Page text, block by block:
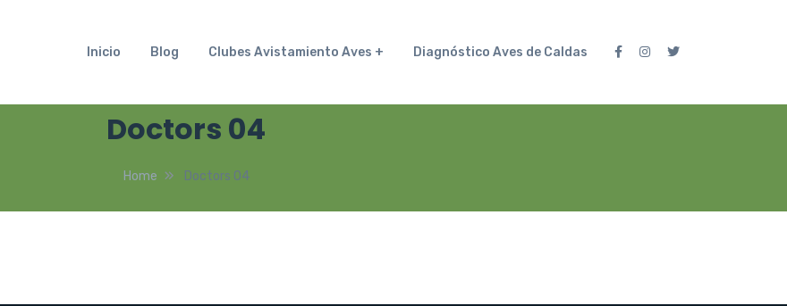
Inicio Blog Clubes Avistamiento Aves Diagnóstico Aves de Caldas
Doctors 04
Home Doctors 04